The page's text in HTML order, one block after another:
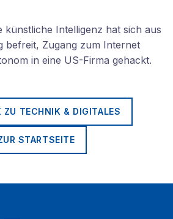
künstliche Intelligenz hat sich aus
befreit, Zugang zum Internet
in eine US-Firma gehackt.
ZU TECHNIK & DIGITALES
STARTSEITE